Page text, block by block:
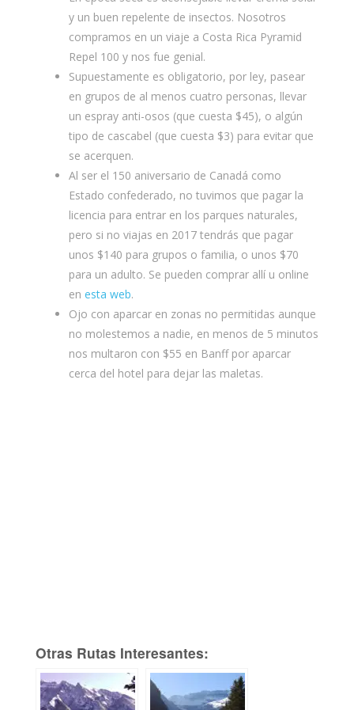
y un buen repelente de insectos. Nosotros
compramos en un viaje a Costa Rica Pyramid
Repel 100 y nos fue genial.
Supuestamente es obligatorio, por ley, pasear
en grupos de al menos cuatro personas, llevar
un espray anti-osos (que cuesta $45), o algún
tipo de cascabel (que cuesta $3) para evitar que
se acerquen.
Al ser el 150 aniversario de Canadá como
Estado confederado, no tuvimos que pagar la
licencia para entrar en los parques naturales,
pero si no viajas en 2017 tendrás que pagar
unos $140 para grupos o familia, o unos $70
para un adulto. Se pueden comprar allí u online
en esta web.
Ojo con aparcar en zonas no permitidas aunque
no molestemos a nadie, en menos de 5 minutos
nos multaron con $55 en Banff por aparcar
cerca del hotel para dejar las maletas.
Otras Rutas Interesantes: